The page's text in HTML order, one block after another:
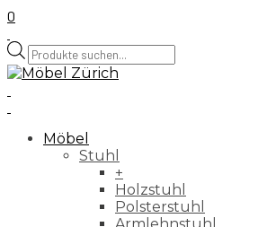
0
Products
search
Möbel
Stuhl
+
Holzstuhl
Polsterstuhl